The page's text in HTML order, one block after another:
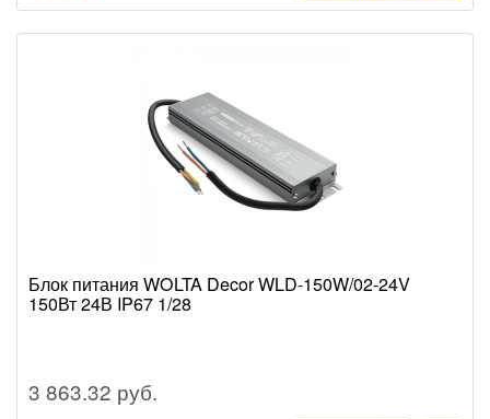
Блок питания WOLTA Decor WLD-150W/02-24V
150Вт 24В IP67 1/28
3 863.32 руб.